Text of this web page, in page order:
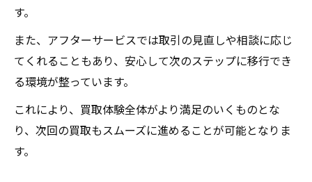
す。
また、アフターサービスでは取引の見直しや相談に応じ
てくれることもあり、安心して次のステップに移行でき
る環境が整っています。
これにより、買取体験全体がより満足のいくものとな
り、次回の買取もスムーズに進めることが可能となりま
す。